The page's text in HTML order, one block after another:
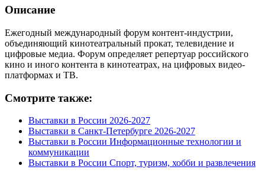
Описание
Ежегодный международный форум контент-индустрии,
объединяющий кинотеатральный прокат, телевидение и
цифровые медиа. Форум определяет репертуар российского
кино и иного контента в кинотеатрах, на цифровых видео-
платформах и ТВ.
Смотрите также:
Выставки в России 2026-2027
Выставки в Санкт-Петербурге 2026-2027
Выставки в России Информационные технологии и
коммуникации
Выставки в России Спорт, туризм, хобби и развлечения